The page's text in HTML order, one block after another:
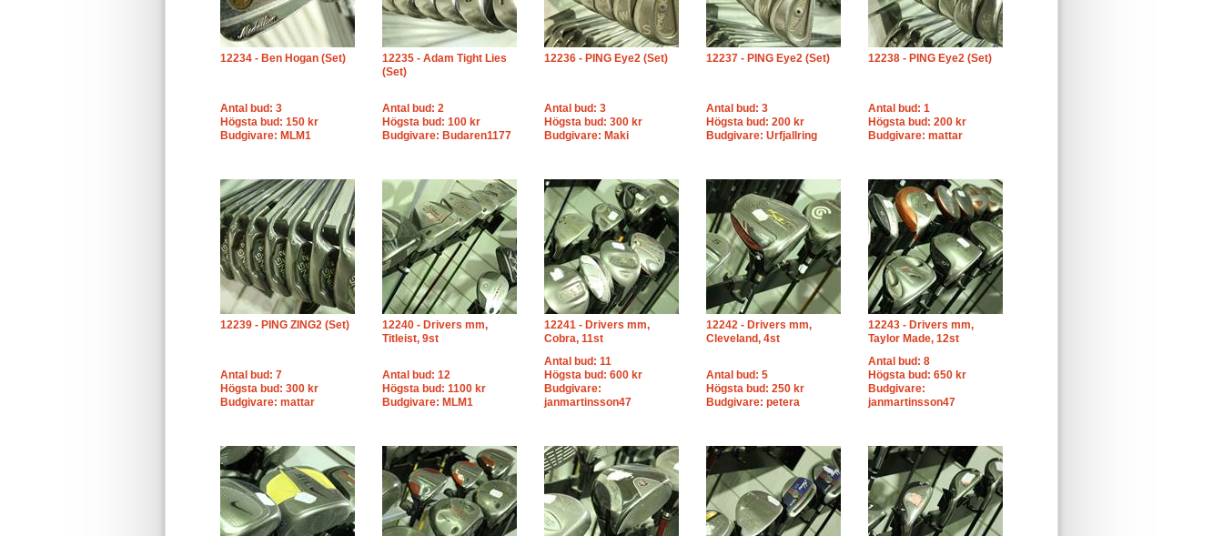
12234 - Ben Hogan (Set)
Antal bud: 3
Högsta bud: 150 kr
Budgivare: MLM1
12235 - Adam Tight Lies
(Set)
Antal bud: 2
Högsta bud: 100 kr
Budgivare: Budaren1177
12236 - PING Eye2 (Set)
Antal bud: 3
Högsta bud: 300 kr
Budgivare: Maki
12237 - PING Eye2 (Set)
Antal bud: 3
Högsta bud: 200 kr
Budgivare: Urfjallring
12238 - PING Eye2 (Set)
Antal bud: 1
Högsta bud: 200 kr
Budgivare: mattar
12239 - PING ZING2 (Set)
Antal bud: 7
Högsta bud: 300 kr
Budgivare: mattar
12240 - Drivers mm,
Titleist, 9st
Antal bud: 12
Högsta bud: 1100 kr
Budgivare: MLM1
12241 - Drivers mm,
Cobra, 11st
Antal bud: 11
Högsta bud: 600 kr
Budgivare:
janmartinsson47
12242 - Drivers mm,
Cleveland, 4st
Antal bud: 5
Högsta bud: 250 kr
Budgivare: petera
12243 - Drivers mm,
Taylor Made, 12st
Antal bud: 8
Högsta bud: 650 kr
Budgivare:
janmartinsson47